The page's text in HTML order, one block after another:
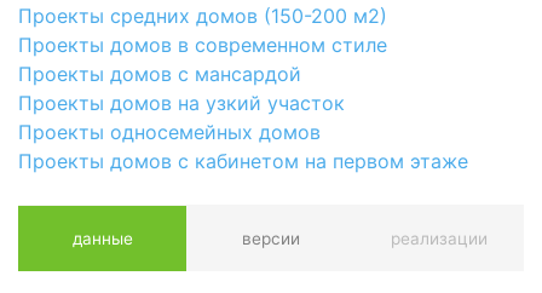
Проекты средних домов (150-200 м2)
Проекты домов в современном стиле
Проекты домов с мансардой
Проекты домов на узкий участок
Проекты односемейных домов
Проекты домов с кабинетом на первом этаже
данные версии реализации